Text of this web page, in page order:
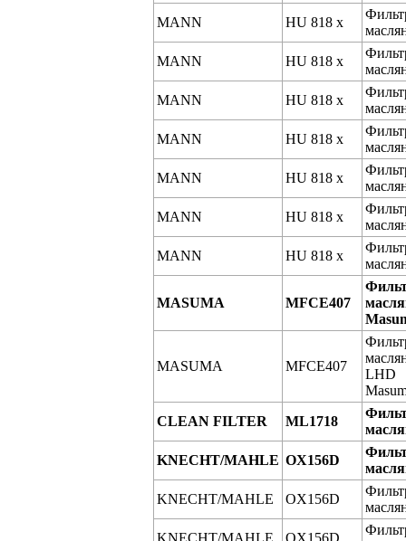
MANN
HU 818 x
MANN
HU 818 x
MANN
HU 818 x
MANN
HU 818 x
MANN
HU 818 x
MANN
HU 818 x
MANN
HU 818 x
MASUMA MFCE407
MASUMA MFCE407
LHD
CLEAN FILTER
ML1718
KNECHT/MAHLE OX156D
KNECHT/MAHLE
OX156D
KNECHT/MAHLE
OX156D